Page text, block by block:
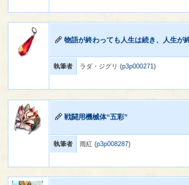
物語が終わっても人生は続き、人生が
執筆者 ラダ・ジグリ (p3p000271)
戦闘用機械体“五彩”
執筆者 雨紅 (p3p008287)